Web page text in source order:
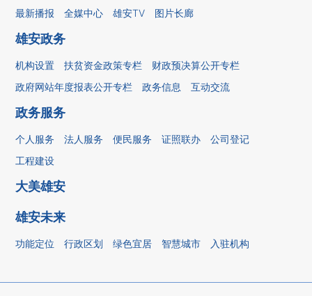
最新播报 全媒中心 雄安TV 图片长廊
雄安政务
机构设置 扶贫资金政策专栏
财政预决算公开专栏
政府网站年度报表公开专栏
政务信息 互动交流
政务服务
个人服务 法人服务 便民服务 证照联办
公司登记
工程建设
大美雄安
雄安未来
功能定位 行政区划 绿色宜居 智慧城市 入驻机构